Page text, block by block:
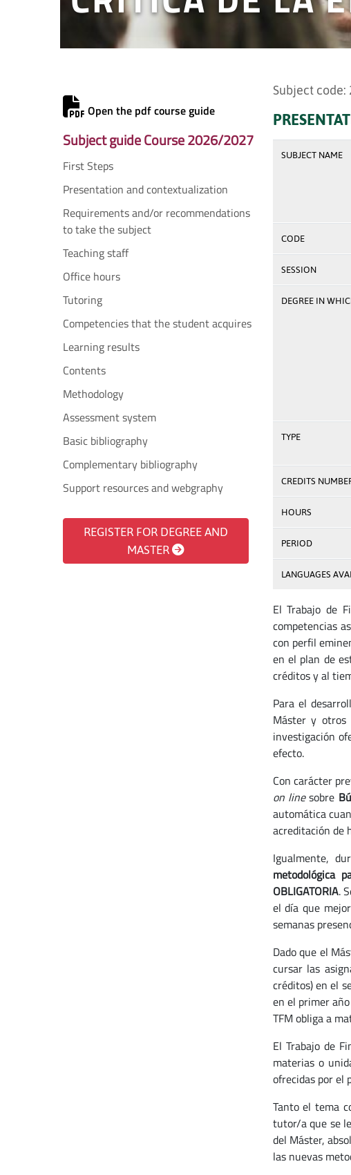
Open the pdf course guide
Subject guide Course 2026/2027
First Steps
Presentation and contextualization
Requirements and/or recommendations
to take the subject
Teaching staff
Office hours
Tutoring
Competencies that the student acquires
Learning results
Contents
Methodology
Assessment system
Basic bibliography
Complementary bibliography
Support resources and webgraphy
REGISTER FOR DEGREE AND
MASTER
Subject code:
SUBJECT NAME
CODE
SESSION
DEGREE IN
TYPE
CREDITS
HOURS
PERIOD
LANGUAGES
El Trabajo de
competencias
con perfil
en el plan de
créditos y al
Para el
Máster y otros
investigación
efecto.
Con carácter
on linesobre
automática
acreditación de
Igualmente,
metodológica
OBLIGATORIA.
el día que
semanas
Dado que el
cursar las
créditos) en el
en el primer
TFM obliga a
El Trabajo de
materias o
ofrecidas por el
Tanto el tema
tutor/a que se
del Máster,
las nuevas